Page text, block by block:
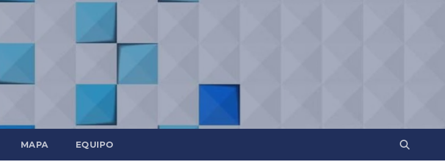
MAPA EQUIPO